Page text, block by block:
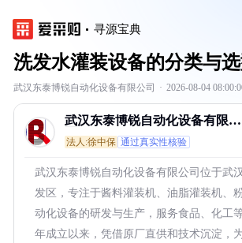
寻源宝典
洗发水灌装设备的分类与
武汉东泰博锐自动化设备有限公司 · 2026-08-04
武汉东泰博锐自动化设备有限公
司
法人:徐中保 通过真实性核验
武汉东泰博锐自动化设备有限公司位于武
发区，专注于酱料灌装机、油脂灌装机、
动化设备的研发与生产，服务食品、化工
年成立以来，凭借原厂直供和技术沉淀，